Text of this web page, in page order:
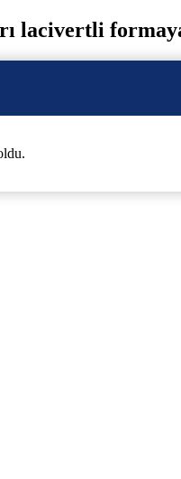
lacivertli